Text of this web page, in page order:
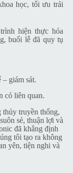
học, tối ưu trải
hiện thực hóa
buổi lễ đã quy tụ
giám sát.
có liên quan.
thủy truyền thống,
sẻ, thuận lợi và
đã khẳng định
tôi tạo ra không
yên, tiện nghi và